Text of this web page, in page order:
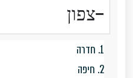
צפון
1. חדרה
2. חיפה